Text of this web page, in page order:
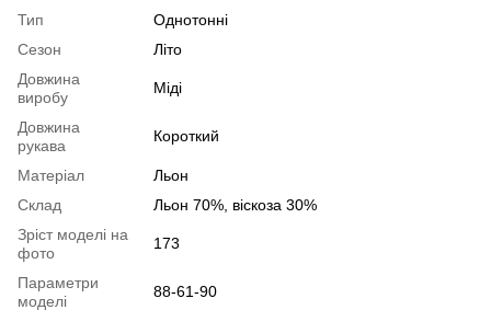
Тип
Однотонні
Сезон
Літо
Довжина
виробу
Міді
Довжина
рукава
Короткий
Матеріал
Льон
Склад
Льон 70%, віскоза 30%
Зріст моделі на
фото
173
Параметри
моделі
88-61-90